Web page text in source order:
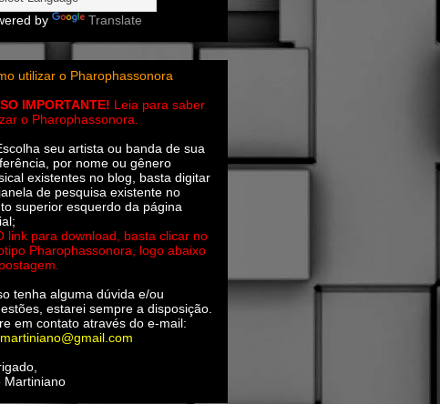
by Translate
utilizar o Pharophassonora
IMPORTANTE! Leia para saber
o Pharophassonora.
seu artista ou banda de sua
por nome ou gênero
existentes no blog, basta digitar
de pesquisa existente no
superior esquerdo da página
link para download, basta clicar no
Pharophassonora, logo abaixo
tenha alguma dúvida e/ou
estarei sempre a disposição.
em contato através do e-mail:
Martiniano